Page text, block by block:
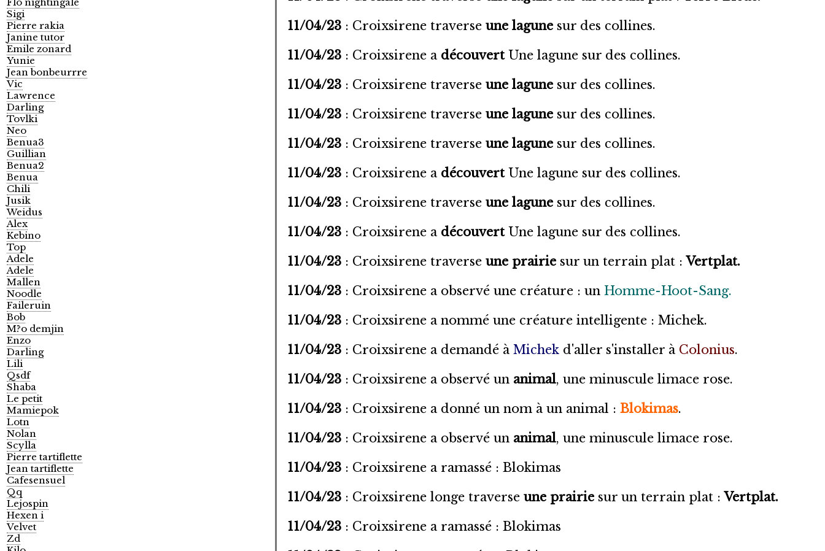
Sigi
Pierre rakia
Janine tutor
Emile zonard
Yunie
Jean bonbeurrre
Vic
Lawrence
Darling
Tovlki
Neo
Benua3
Guillian
Benua2
Benua
Chili
Jusik
Weidus
Alex
Kebino
Top
Adele
Adele
Mallen
Noodle
Faileruin
Bob
M?o demjin
Enzo
Darling
Lili
Qsdf
Shaba
Le petit
Mamiepok
Lotn
Nolan
Scylla
Pierre tartiflette
Jean tartiflette
Cafesensuel
Qq
Lejospin
Hexen i
Velvet
Zd
11/04/23 : Croixsirene traverse une lagune sur des collines.
11/04/23 : Croixsirene a découvertUne lagune sur des collines.
11/04/23 : Croixsirene traverse une lagune sur des collines.
11/04/23 : Croixsirene traverse une lagune sur des collines.
11/04/23 : Croixsirene traverse une lagune sur des collines.
11/04/23 : Croixsirene a découvertUne lagune sur des collines.
11/04/23 : Croixsirene traverse une lagune sur des collines.
11/04/23 : Croixsirene a découvertUne lagune sur des collines.
11/04/23 : Croixsirene traverse une prairie sur un terrain plat :Vertplat.
11/04/23 : Croixsirene a observé une créature : un Homme-Hoot-Sang.
11/04/23 : Croixsirene a nommé une créature intelligente : Michek.
11/04/23 : Croixsirene a demandé à Michek d'aller s'installer à Colonius.
11/04/23 : Croixsirene a observé un animal, une minuscule limace rose.
11/04/23 : Croixsirene a donné un nom à un animal : Blokimas.
11/04/23 : Croixsirene a observé un animal, une minuscule limace rose.
11/04/23 : Croixsirene a ramassé : Blokimas
11/04/23 : Croixsirene longe traverse une prairie sur un terrain plat :Vertplat.
11/04/23 : Croixsirene a ramassé : Blokimas